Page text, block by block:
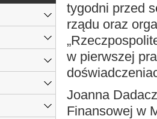
tygodni przed
rządu oraz
w pierwszej
Joanna
Finansowej w